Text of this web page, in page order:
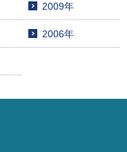
2009年
2006年